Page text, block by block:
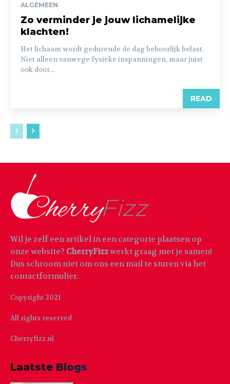
ALGEMEEN
Zo verminder je jouw lichamelijke
klachten!
Het lichaam wordt gedurende de dag behoorlijk belast.
Niet alleen vanwege fysieke inspanningen, maar juist
ook door...
READ
Wil je zelf een artikel in een categorie plaatsen op
onze website? CherryFizzwerkt graag met je samen!
Dus schroom niet om ons een mail te sturen via het
contactformulier.
Copyright 2021
All rights reserved
Cherryfizz.nl
Laatste Blogs